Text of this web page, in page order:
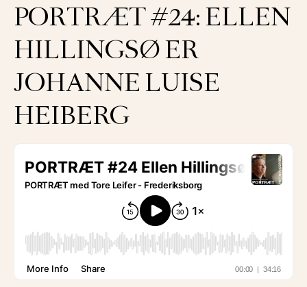
PORTRÆT #24: ELLEN
HILLINGSØ ER
JOHANNE LUISE
HEIBERG